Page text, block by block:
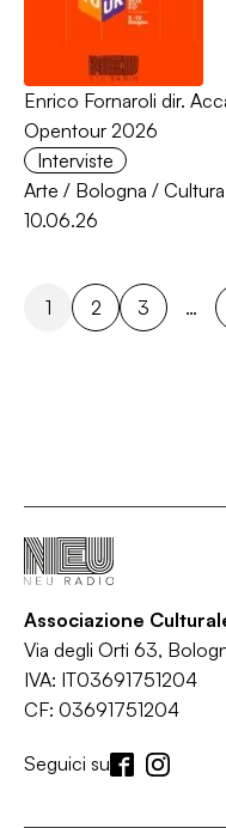
Enrico Fornaroli dir.
Opentour 2026
Interviste
Arte / Bologna / Cultura
10.06.26
1 2 3 …
Associazione
Via degli Orti 63,
IVA: IT03691751204
CF: 03691751204
Seguici su